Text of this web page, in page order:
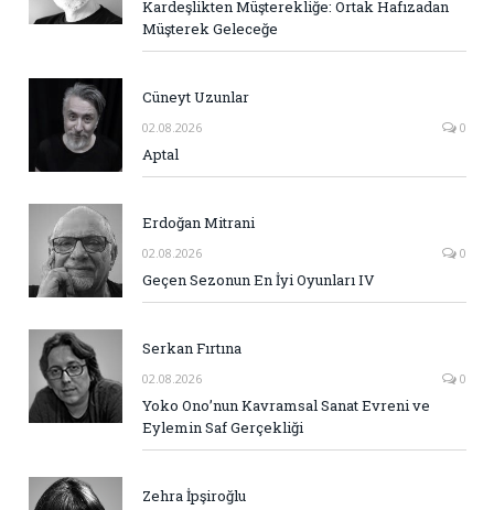
Kardeşlikten Müşterekliğe: Ortak Hafızadan
Müşterek Geleceğe
Cüneyt Uzunlar
02.08.2026 0
Aptal
Erdoğan Mitrani
02.08.2026 0
Geçen Sezonun En İyi Oyunları IV
Serkan Fırtına
02.08.2026 0
Yoko Ono’nun Kavramsal Sanat Evreni ve
Eylemin Saf Gerçekliği
Zehra İpşiroğlu